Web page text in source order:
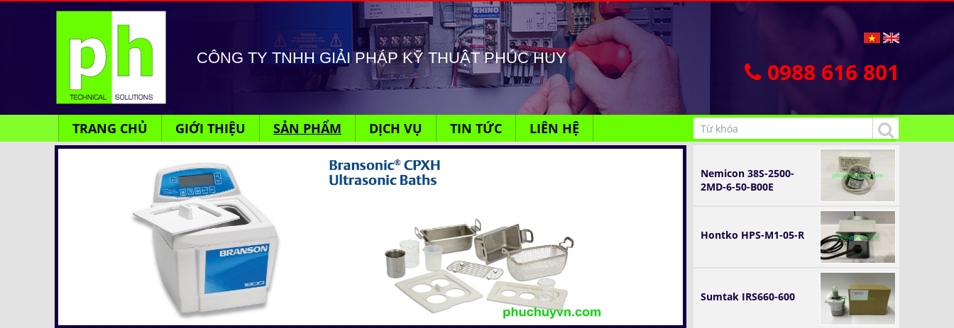
CÔNG TY TNHH GIẢI PHÁP KỸ THUẬT PHÚC HUY 0988 616 801
TRANG CHỦ GIỚI THIỆU SẢN PHẨM DỊCH VỤ TIN TỨC LIÊN HỆ
Nemicon 38S-2500-
2MD-6-50-B00E
Hontko HPS-M1-05-R
Sumtak IRS660-600